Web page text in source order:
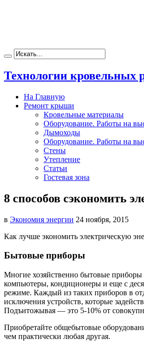
Технологии кровельных
На Главную
Ремонт крыши
Кровельные материалы
Оборудование. Работы на
Дымоходы
Оборудование. Работы на
Стены
Утепление
Статьи
Гостевая зона
8 способов сэкономить
в Экономия энергии 24 ноября, 2015
Как лучше экономить электрическую
Бытовые приборы
Многие хозяйственно бытовые приборы
компьютеры, кондиционеры и еще с
режиме. Каждый из таких приборов в
исключения устройств, которые
Подъитожывая — это 5-10% от
Приобретайте общебытовые
чем практически любая другая.